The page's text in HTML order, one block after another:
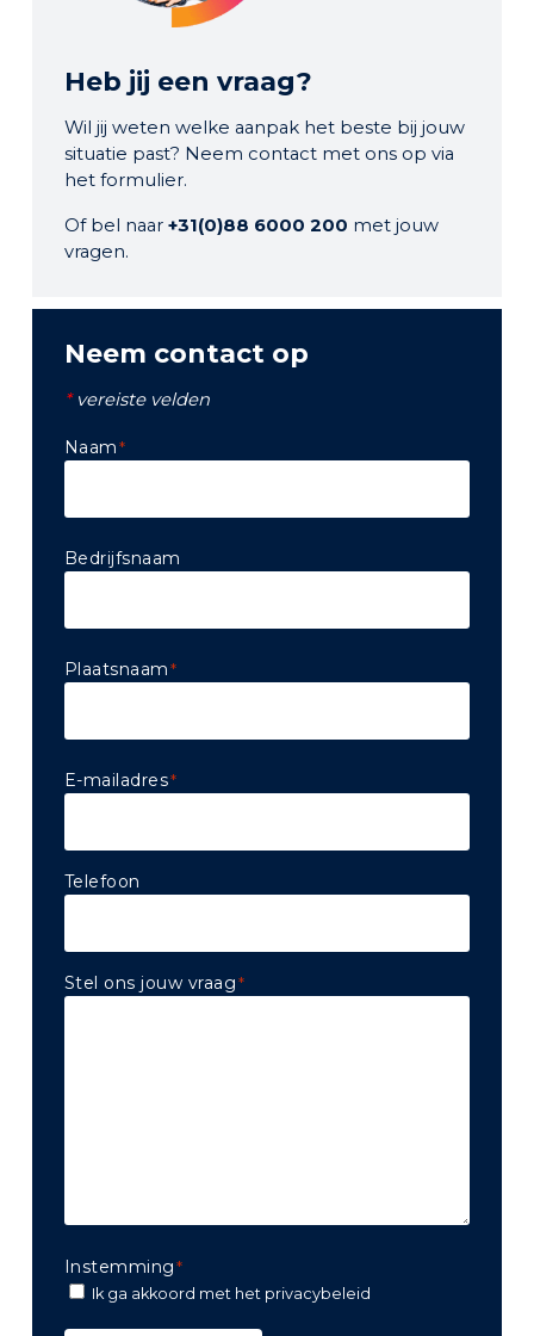
heb jij een vraag?
Wil jij weten welke aanpak het beste bij jouw
situatie past? Neem contact met ons op via
het formulier.
Of bel naar +31(0)88 6000 200 met jouw
vragen.
neem contact op
*vereiste velden
Naam*
Bedrijfsnaam
Plaatsnaam*
E-mailadres*
Telefoon
Stel ons jouw vraag *
Instemming*
Ik ga akkoord met het privacybeleid